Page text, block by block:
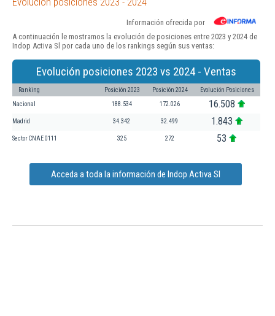
Información ofrecida por
A continuación le mostramos la evolución de posiciones entre 2023 y 2024 de
Indop Activa Sl por cada uno de los rankings según sus ventas:
Evolución posiciones 2023 vs 2024 - Ventas
Ranking Posición 2023 Posición 2024 Evolución Posiciones
Nacional 188.534 172.026 16.508
Madrid 34.342 32.499 1.843
Sector CNAE 0111 325 272 53
Acceda a toda la información de Indop Activa Sl